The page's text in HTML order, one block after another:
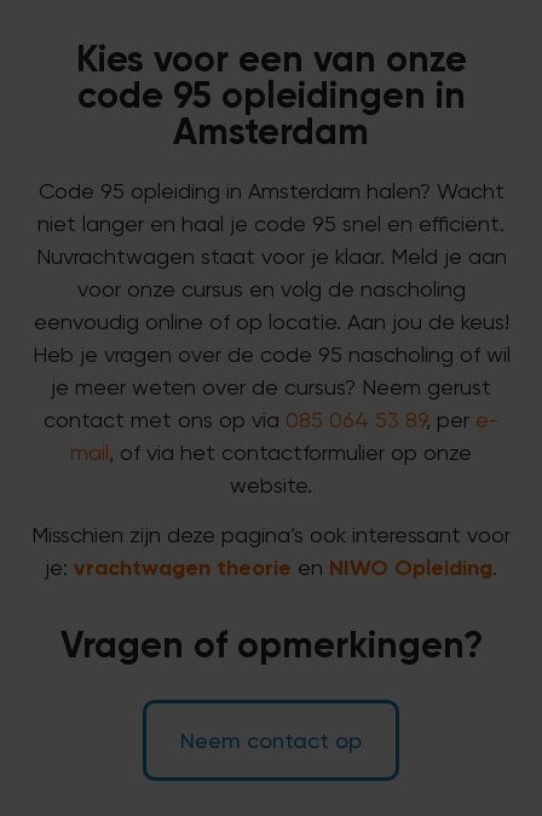
Kies voor een van onze
code 95 opleidingen in
Amsterdam
Code 95 opleiding in Amsterdam halen? Wacht
niet langer en haal je code 95 snel en efficiënt.
Nuvrachtwagen staat voor je klaar. Meld je aan
voor onze cursus en volg de nascholing
eenvoudig online of op locatie. Aan jou de keus!
Heb je vragen over de code 95 nascholing of wil
je meer weten over de cursus? Neem gerust
contact met ons op via 085 064 53 89, per e-
mail, of via het contactformulier op onze
website.
Misschien zijn deze pagina’s ook interessant voor
je: vrachtwagen theorie en NIWO Opleiding.
Vragen of opmerkingen?
Neem contact op